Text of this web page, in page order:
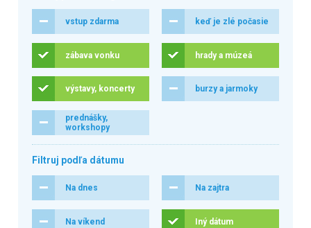
vstup zdarma keď je zlé počasie
zábava vonku hrady a múzeá
výstavy, koncerty burzy a jarmoky
prednášky,
workshopy
Filtruj podľa dátumu
Na dnes Na zajtra
Na víkend Iný dátum